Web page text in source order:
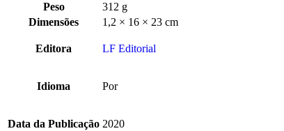
Peso
312 g
Dimensões
1,2 × 16 × 23 cm
Editora LF Editorial
Idioma Por
Data da Publicação 2020